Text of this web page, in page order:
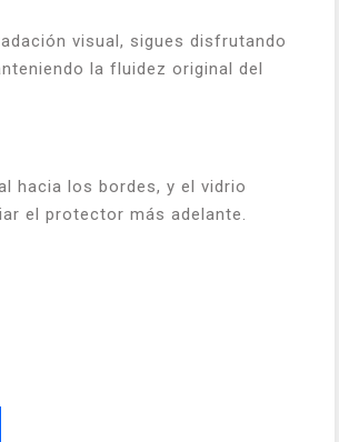
visual, sigues disfrutando
la fluidez original del
hacia los bordes, y el vidrio
el protector más adelante.